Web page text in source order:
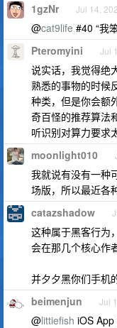
1gzNr Jul 14,
@cat9life #40 “我
Pteromyini Jul
说实话，我觉得绝
熟悉的事物的时候
种类，但是你会额
奇百怪的推荐算法
听识别对算力要求
moonlight010
我就说有没有一种
场版，所以最近各
catazshadow
这种属于黑客行为
会在那几个核心作
并夕夕黑你们手机
beimenjun Jul
@littiefish iOS